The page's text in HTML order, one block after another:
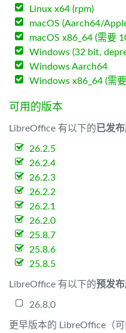
Linux x64 (rpm)
macOS (Aarch64/
macOS x86_64 (需要
Windows (32 bit,
Windows Aarch64
Windows x86_64 (需
可用的版本
LibreOffice 有以下的已发
26.2.5
26.2.4
26.2.3
26.2.2
26.2.1
26.2.0
25.8.7
25.8.6
25.8.5
LibreOffice 有以下的预发
26.8.0
更早版本的 LibreOffice（